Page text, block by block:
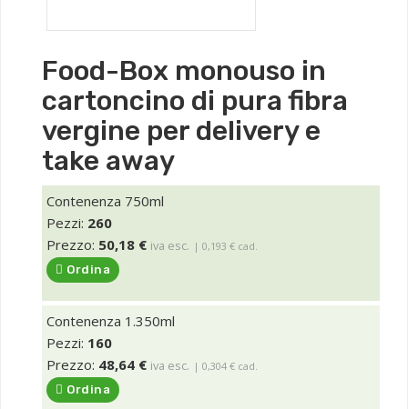
Food-Box monouso in
cartoncino di pura fibra
vergine per delivery e
take away
Contenenza 750ml
Pezzi: 260
Prezzo: 50,18 € iva esc. | 0,193 € cad.
Ordina
Contenenza 1.350ml
Pezzi: 160
Prezzo: 48,64 € iva esc. | 0,304 € cad.
Ordina